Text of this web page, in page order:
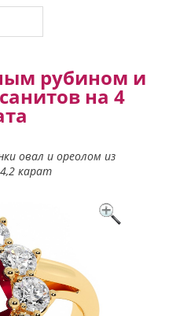
рубином и
на 4
овал и ореолом из
карат